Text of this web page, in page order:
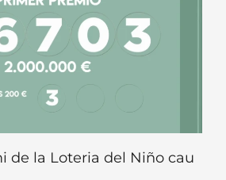
de la Loteria del Niño cau